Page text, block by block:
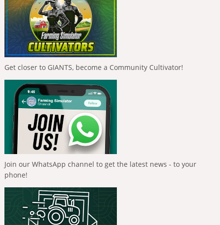
Get closer to GIANTS, become a Community Cultivator!
Join our WhatsApp channel to get the latest news - to your
phone!